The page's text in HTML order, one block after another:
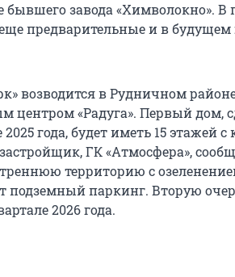
завода «Химволокно». В
предварительные и в будущем
возводится в Рудничном
центром «Радуга». Первый дом,
года, будет иметь 15 этажей
ГК «Атмосфера»,
территорию с
подземный паркинг. Вторую
2026 года.